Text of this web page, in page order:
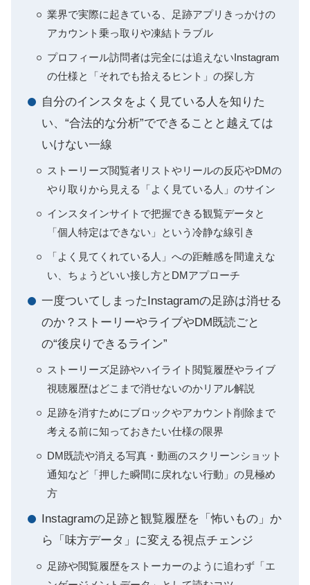
業界で実際に起きている、足跡アプリきっかけの
アカウント乗っ取りや凍結トラブル
プロフィール訪問者は完全には追えないInstagram
の仕様と「それでも拾えるヒント」の探し方
自分のインスタをよく見ている人を知りた
い、“合法的な分析”でできることと越えては
いけない一線
ストーリーズ閲覧者リストやリールの反応やDMの
やり取りから見える「よく見ている人」のサイン
インスタインサイトで把握できる観覧データと
「個人特定はできない」という冷静な線引き
「よく見てくれている人」への距離感を間違えな
い、ちょうどいい接し方とDMアプローチ
一度ついてしまったInstagramの足跡は消せる
のか？ストーリーやライブやDM既読ごと
の“後戻りできるライン”
ストーリーズ足跡やハイライト閲覧履歴やライブ
視聴履歴はどこまで消せないのかリアル解説
足跡を消すためにブロックやアカウント削除まで
考える前に知っておきたい仕様の限界
DM既読や消える写真・動画のスクリーンショット
通知など「押した瞬間に戻れない行動」の見極め
方
Instagramの足跡と観覧履歴を「怖いもの」か
ら「味方データ」に変える視点チェンジ
足跡や閲覧履歴をストーカーのように追わず「エ